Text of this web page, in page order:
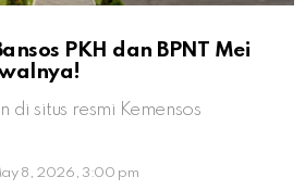
PKH dan BPNT Mei
di situs resmi Kemensos
8, 2026, 3:00 pm